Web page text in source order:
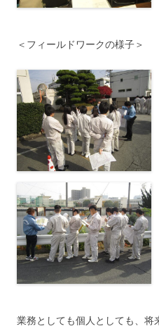
＜フィールドワークの様子＞
業務としても個人としても、将